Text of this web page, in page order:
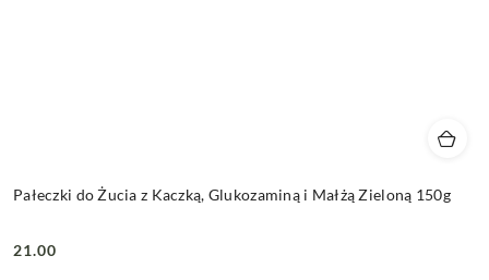
Pałeczki do Żucia z Kaczką, Glukozaminą i Małżą Zieloną 150g
Cena:
21.00